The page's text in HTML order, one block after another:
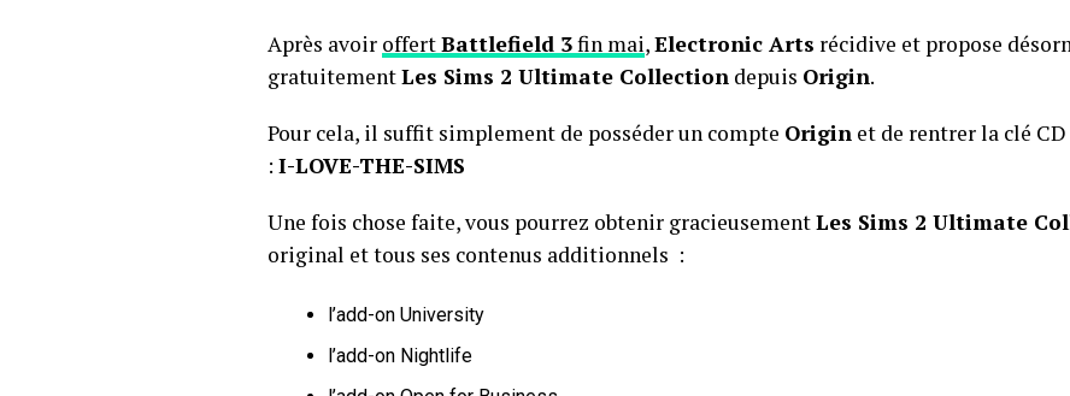
Après avoir offertBattlefield 3fin mai,Electronic Arts récidive et propose
gratuitementLes Sims 2 Ultimate Collection depuis Origin.
Pour cela, il suffit simplement de posséder un compte Origin et de rentrer la clé
: I-LOVE-THE-SIMS
Une fois chose faite, vous pourrez obtenir gracieusementLes Sims 2 Ultimate
original et tous ses contenus additionnels :
l’add-on University
l’add-on Nightlife